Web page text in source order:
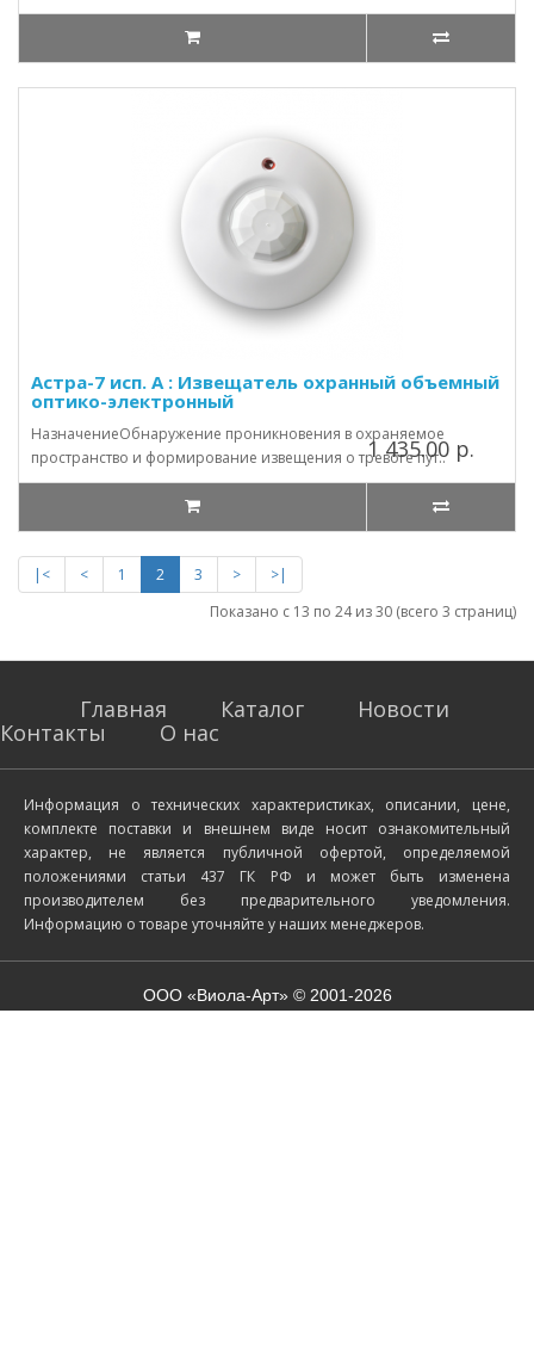
Астра-7 исп. А : Извещатель охранный объемный
оптико-электронный
НазначениеОбнаружение проникновения в охраняемое
пространство и формирование извещения о тревоге пут..
1 435.00 р.
|< < 1 2 3 >
>|
Показано с 13 по 24 из 30 (всего 3 страниц)
Главная Каталог
Новости
Контакты
О нас
Информация о технических характеристиках, описании, цене,
комплекте поставки и внешнем виде носит ознакомительный
характер, не является публичной офертой, определяемой
положениями статьи 437 ГК РФ и может быть изменена
производителем без предварительного уведомления.
Информацию о товаре уточняйте у наших менеджеров.
ООО «Виола-Арт» © 2001-2026